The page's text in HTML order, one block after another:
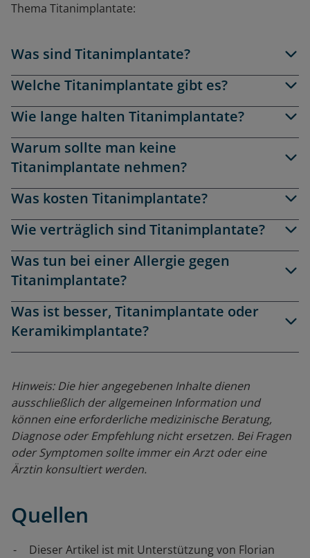
Thema Titanimplantate:
Was sind Titanimplantate?
Welche Titanimplantate gibt es?
Wie lange halten Titanimplantate?
Warum sollte man keine
Titanimplantate nehmen?
Was kosten Titanimplantate?
Wie verträglich sind Titanimplantate?
Was tun bei einer Allergie gegen
Titanimplantate?
Was ist besser, Titanimplantate oder
Keramikimplantate?
Hinweis: Die hier angegebenen Inhalte dienen
ausschließlich der allgemeinen Information und
können eine erforderliche medizinische Beratung,
Diagnose oder Empfehlung nicht ersetzen. Bei Fragen
oder Symptomen sollte immer ein Arzt oder eine
Ärztin konsultiert werden.
Quellen
Dieser Artikel ist mit Unterstützung von Florian